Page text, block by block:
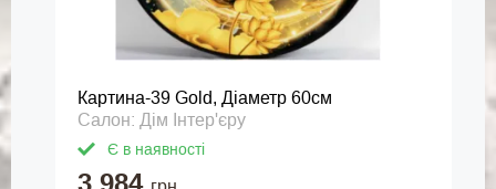
Картина-39 Gold, Діаметр 60см
Салон: Дім Інтер'єру
Є в наявності
3 984